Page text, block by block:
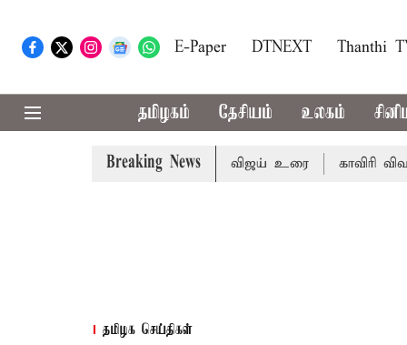
E-Paper DTNEXT Thanthi
தமிழகம் தேசியம் உலகம்
Breaking News
முதல்-அமைச்சர் விஜய் உரை காவிரி விவகாரம்:
தமிழக செய்திகள்